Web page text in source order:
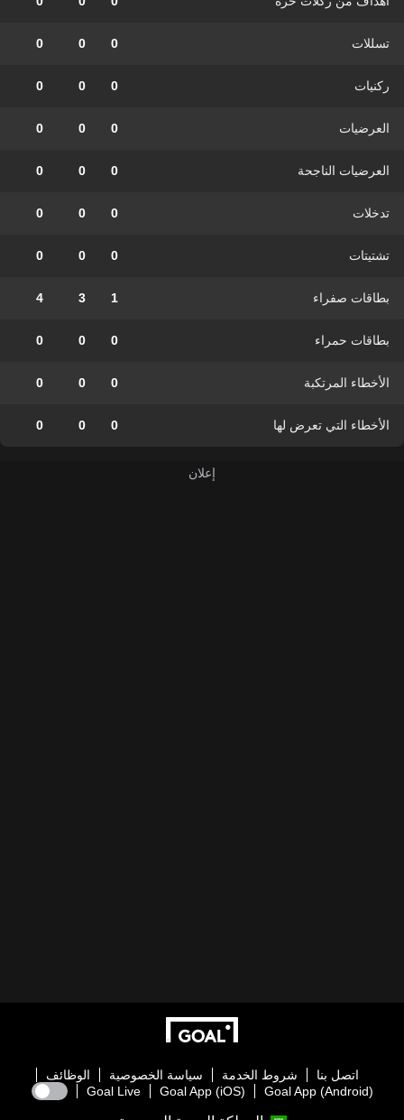
تسللات 0
0
0
ركنيات 0
0
0
العرضيات 0
0
0
العرضيات الناجحة 0
0
0
تدخلات 0
0
0
تشتيتات 0
0
0
بطاقات صفراء 1
3
4
بطاقات حمراء 0
0
0
الأخطاء المرتكبة 0
0
0
الأخطاء التي تعرض لها 0
0
0
اتصل بنا شروط الخدمة سياسة الخصوصية
الوظائف
Goal App (Android)
Goal App (iOS)
Goal Live